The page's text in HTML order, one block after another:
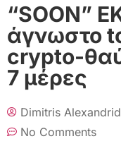
“SOON”
άγνωστο
crypto-
7 μέρες
Dimitris
No Comments